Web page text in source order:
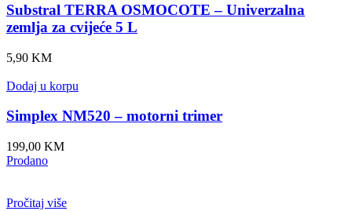
Substral TERRA OSMOCOTE – Univerzalna
zemlja za cvijeće 5 L
5,90 KM
Dodaj u korpu
Simplex NM520 – motorni trimer
199,00 KM
Prodano
Pročitaj više